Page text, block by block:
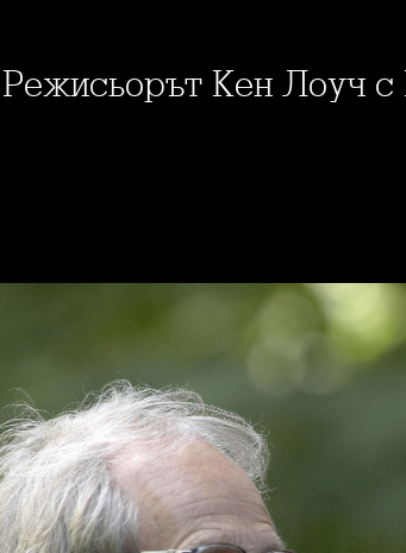
Режисьорът Кен Лоуч